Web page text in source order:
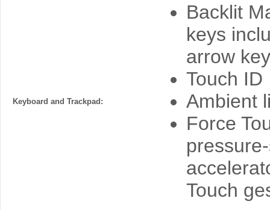
Keyboard and Trackpad:
Backlit
keys
arrow
Touch ID
Ambient
Force
Touch